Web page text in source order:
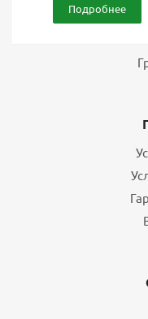
Подробнее